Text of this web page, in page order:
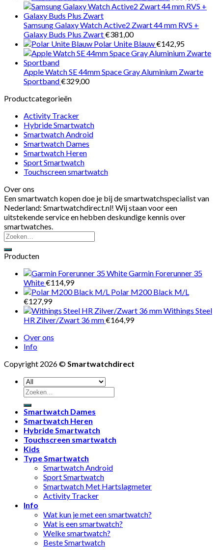
Samsung Galaxy Watch Active2 Zwart 44 mm RVS +
Galaxy Buds Plus Zwart€381,00
Polar Unite Blauw€142,95
Apple Watch SE 44mm Space Gray Aluminium Zwarte
Sportband€329,00
Productcategorieën
Activity Tracker
Hybride Smartwatch
Smartwatch Android
Smartwatch Dames
Smartwatch Heren
Sport Smartwatch
Touchscreen smartwatch
Over ons
Een smartwatch kopen doe je bij de smartwatchspecialist van
Nederland: Smartwatchdirect.nl! Wij staan voor een
uitstekende service en hebben deskundige kennis over
smartwatches.
Producten
Garmin Forerunner 35
White€114,99
Polar M200 Black M/L
€127,99
Withings Steel
HR Zilver/Zwart 36 mm€164,99
Over ons
Info
Copyright 2026 © Smartwatchdirect
Zoeken
naar:
Smartwatch Dames
Smartwatch Heren
Hybride Smartwatch
Touchscreen smartwatch
Kids
Type Smartwatch
Smartwatch Android
Sport Smartwatch
Smartwatch Met Hartslagmeter
Activity Tracker
Info
Wat kun je met een smartwatch?
Wat is een smartwatch?
Welke smartwatch?
Beste Smartwatch